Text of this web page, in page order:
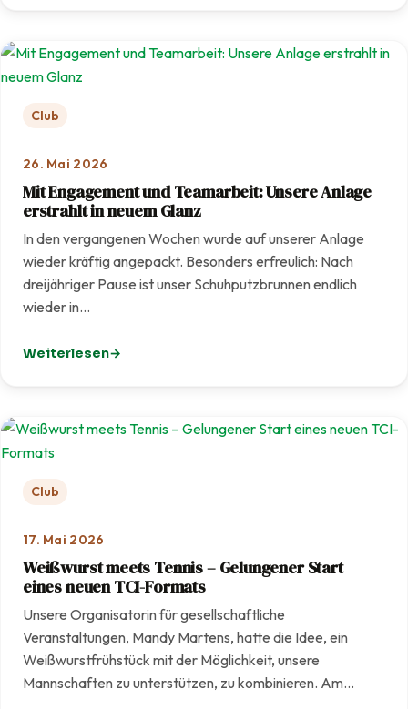
Club
26. Mai 2026
Mit Engagement und Teamarbeit: Unsere Anlage
erstrahlt in neuem Glanz
In den vergangenen Wochen wurde auf unserer Anlage
wieder kräftig angepackt. Besonders erfreulich: Nach
dreijähriger Pause ist unser Schuhputzbrunnen endlich
wieder in…
Weiterlesen
: Mit Engagement und Teamarbeit: Unsere Anlage
Club
17. Mai 2026
Weißwurst meets Tennis – Gelungener Start
eines neuen TCI-Formats
Unsere Organisatorin für gesellschaftliche
Veranstaltungen, Mandy Martens, hatte die Idee, ein
Weißwurstfrühstück mit der Möglichkeit, unsere
Mannschaften zu unterstützen, zu kombinieren. Am…